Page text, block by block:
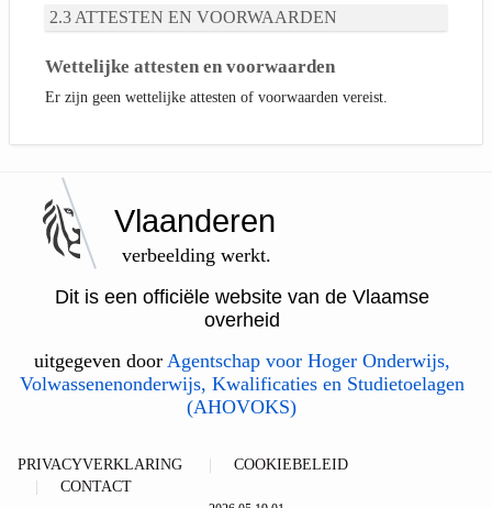
ATTESTEN EN VOORWAARDEN
Wettelijke attesten en voorwaarden
Er zijn geen wettelijke attesten of voorwaarden vereist.
Vlaanderen
verbeelding werkt.
Dit is een officiële website van de Vlaamse
overheid
uitgegeven door Agentschap voor Hoger Onderwijs,
Volwassenenonderwijs, Kwalificaties en Studietoelagen
(AHOVOKS)
PRIVACYVERKLARING
COOKIEBELEID
CONTACT